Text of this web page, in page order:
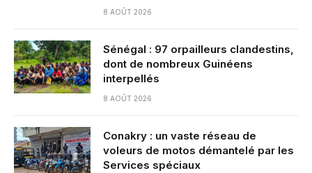
8 AOÛT 2026
Sénégal : 97 orpailleurs clandestins,
dont de nombreux Guinéens
interpellés
8 AOÛT 2026
Conakry : un vaste réseau de
voleurs de motos démantelé par les
Services spéciaux